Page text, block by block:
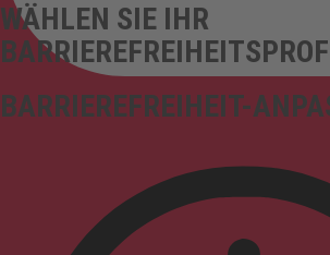
BARRIEREFREIHEIT-
WÄHLEN SIE IHR